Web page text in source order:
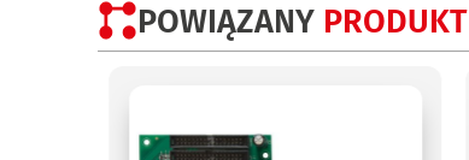
POWIĄZANY PRODUKT